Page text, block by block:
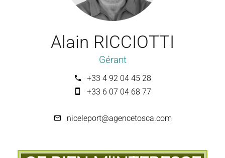
Alain RICCIOTTI
Gérant
+33 4 92 04 45 28
+33 6 07 04 68 77
niceleport@agencetosca.com